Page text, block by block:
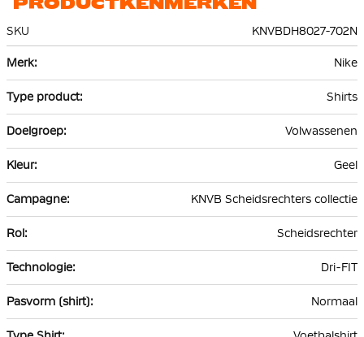
SKU
KNVBDH8027-702N
informatie
Nike
Shirts
Volwassenen
Geel
KNVB Scheidsrechters collectie
Scheidsrechter
Dri-FIT
Normaal